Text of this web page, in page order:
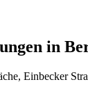
in
Einbecker